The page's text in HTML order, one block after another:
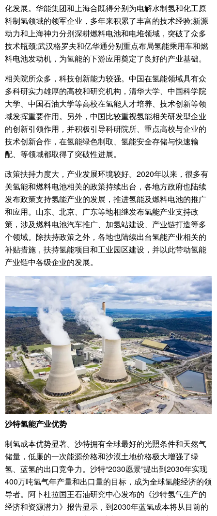
化发展。华能集团和上海合既得分别为电解水制氢和化工原
料制氢领域的领军企业，多年来积累了丰富的技术经验;新源
动力和上海神力分别深耕燃料电池和电堆领域，突破了众多
技术瓶颈;武汉格罗夫和亿华通分别重点布局氢能乘用车和燃
料电池发动机，为氢能的下游应用奠定了良好的产业基础。
相关院所众多，科技创新能力较强。中国在氢能领域具有众
多科研实力雄厚的高校和研究机构，清华大学、中国科学院
大学、中国石油大学等高校在氢能人才培养、技术创新等领
域发挥重要作用。另外，中国比较重视氢能相关研发型企业
的创新引领作用，并积极引导科研院所、重点高校与企业的
技术创新合作，在氢能绿色制取、氢能安全存储与快速输
配、等领域都取得了突破性进展。
政策扶持力度大，产业发展环境较好。2020年以来，很多有
关氢能和燃料电池相关的政策持续出台，各地方政府也陆续
发布政策支持氢能产业的发展，推进氢能及燃料电池的推广
和应用。山东、北京、广东等地相继发布氢能产业支持政
策，涉及燃料电池汽车推广、加氢站建设、产业链打造等多
个领域。除扶持政策之外，各地也陆续出台氢能产业相关的
补贴措施，扶持氢能项目和工业园区建设，并以此带动氢能
产业链中各级企业的发展。
沙特氢能产业优势
制氢成本优势显著。沙特拥有全球最好的光照条件和天然气
储量，低廉的一次能源价格和沙漠土地价格极大增强了绿
氢、蓝氢的出口竞争力。沙特“2030愿景”提出到2030年实现
400万吨氢气年产量和出口量的目标，成为全球氢能经济的领
导者。阿卜杜拉国王石油研究中心发布的《沙特氢气生产的
经济和资源潜力》报告显示，到2030年蓝氢成本将从目前的